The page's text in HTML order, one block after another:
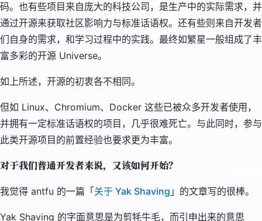
码。也有些项目来自庞大的科技公司，是生产中的实际需求，并
通过开源来获取社区影响力与标准话语权。还有些则来自开发者
们自身的需求，和学习过程中的实践。最终如繁星一般组成了丰
富多彩的开源 Universe。
如上所述，开源的初衷各不相同。
但如 Linux、Chromium、Docker 这些已被众多开发者使用，
并拥有一定标准话语权的项目，几乎很难死亡。与此同时，参与
此类开源项目的前置经验也要求更为丰富。
对于我们普通开发者来说，又该如何开始？
我觉得 antfu 的一篇「关于 Yak Shaving 」的文章写的很棒。
Yak Shaving 的字面意思是为剪牦牛毛，而引申出来的意思